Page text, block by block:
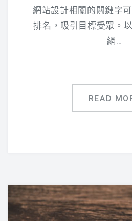
網站設計相關的關鍵字
排名，吸引目標受眾。
網…
READ